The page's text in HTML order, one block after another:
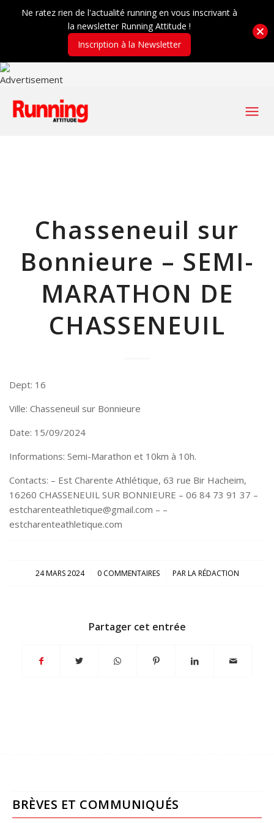
Chasseneuil sur
Bonnieure – SEMI-
MARATHON DE
CHASSENEUIL
Dept: 16
Ville: Chasseneuil sur Bonnieure
Date: 15/09/2024
Informations: Semi-Marathon et 10km à 10h.
Contacts: – Est Charente Athlétique, 63 rue Bir Hacheim,
16260 CHASSENEUIL SUR BONNIEURE – 06 84 73 91 37 –
estcharenteathletique@gmail.com – –
estcharenteathletique.com
24 MARS 2024
/ 0 COMMENTAIRES
/ PARLA RÉDACTION
Partager cet entrée
BRÈVES ET COMMUNIQUÉS
Ne ratez rien de l'actualité running en vous inscrivant à
la newsletter Running Attitude !
Inscription à la Newsletter